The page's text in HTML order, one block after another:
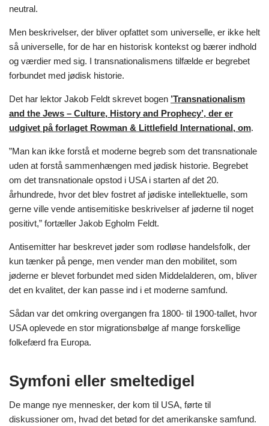
neutral.
Men beskrivelser, der bliver opfattet som universelle, er ikke helt
så universelle, for de har en historisk kontekst og bærer indhold
og værdier med sig. I transnationalismens tilfælde er begrebet
forbundet med jødisk historie.
Det har lektor Jakob Feldt skrevet bogen ’Transnationalism
and the Jews – Culture, History and Prophecy’, der er
udgivet på forlaget Rowman & Littlefield International, om.
”Man kan ikke forstå et moderne begreb som det transnationale
uden at forstå sammenhængen med jødisk historie. Begrebet
om det transnationale opstod i USA i starten af det 20.
århundrede, hvor det blev fostret af jødiske intellektuelle, som
gerne ville vende antisemitiske beskrivelser af jøderne til noget
positivt,” fortæller Jakob Egholm Feldt.
Antisemitter har beskrevet jøder som rodløse handelsfolk, der
kun tænker på penge, men vender man den mobilitet, som
jøderne er blevet forbundet med siden Middelalderen, om, bliver
det en kvalitet, der kan passe ind i et moderne samfund.
Sådan var det omkring overgangen fra 1800- til 1900-tallet, hvor
USA oplevede en stor migrationsbølge af mange forskellige
folkefærd fra Europa.
Symfoni eller smeltedigel
De mange nye mennesker, der kom til USA, førte til
diskussioner om, hvad det betød for det amerikanske samfund.